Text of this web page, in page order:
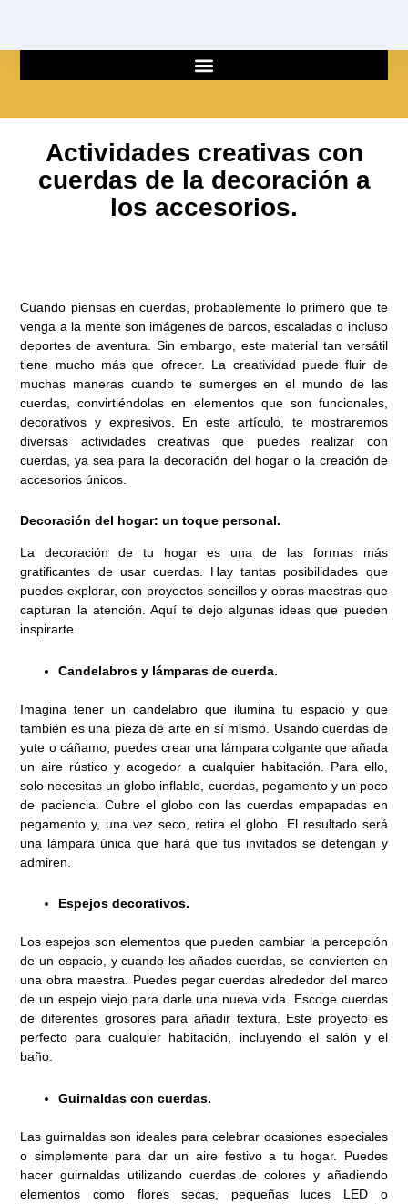
contenido
Actividades creativas con
cuerdas de la decoración a
los accesorios.
Cuando piensas en cuerdas, probablemente lo primero que te
venga a la mente son imágenes de barcos, escaladas o incluso
deportes de aventura. Sin embargo, este material tan versátil
tiene mucho más que ofrecer. La creatividad puede fluir de
muchas maneras cuando te sumerges en el mundo de las
cuerdas, convirtiéndolas en elementos que son funcionales,
decorativos y expresivos. En este artículo, te mostraremos
diversas actividades creativas que puedes realizar con
cuerdas, ya sea para la decoración del hogar o la creación de
accesorios únicos.
Decoración del hogar: un toque personal.
La decoración de tu hogar es una de las formas más
gratificantes de usar cuerdas. Hay tantas posibilidades que
puedes explorar, con proyectos sencillos y obras maestras que
capturan la atención. Aquí te dejo algunas ideas que pueden
inspirarte.
Candelabros y lámparas de cuerda.
Imagina tener un candelabro que ilumina tu espacio y que
también es una pieza de arte en sí mismo. Usando cuerdas de
yute o cáñamo, puedes crear una lámpara colgante que añada
un aire rústico y acogedor a cualquier habitación. Para ello,
solo necesitas un globo inflable, cuerdas, pegamento y un poco
de paciencia. Cubre el globo con las cuerdas empapadas en
pegamento y, una vez seco, retira el globo. El resultado será
una lámpara única que hará que tus invitados se detengan y
admiren.
Espejos decorativos.
Los espejos son elementos que pueden cambiar la percepción
de un espacio, y cuando les añades cuerdas, se convierten en
una obra maestra. Puedes pegar cuerdas alrededor del marco
de un espejo viejo para darle una nueva vida. Escoge cuerdas
de diferentes grosores para añadir textura. Este proyecto es
perfecto para cualquier habitación, incluyendo el salón y el
baño.
Guirnaldas con cuerdas.
Las guirnaldas son ideales para celebrar ocasiones especiales
o simplemente para dar un aire festivo a tu hogar. Puedes
hacer guirnaldas utilizando cuerdas de colores y añadiendo
elementos como flores secas, pequeñas luces LED o